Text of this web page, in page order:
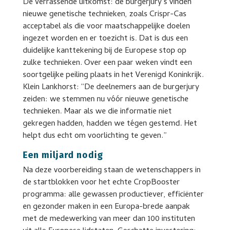
nieuwe genetische technieken, zoals Crispr-Cas
acceptabel als die voor maatschappelijke doelen
ingezet worden en er toezicht is. Dat is dus een
duidelijke kanttekening bij de Europese stop op
zulke technieken. Over een paar weken vindt een
soortgelijke peiling plaats in het Verenigd Koninkrijk.
Klein Lankhorst: “De deelnemers aan de burgerjury
zeiden: we stemmen nu vóór nieuwe genetische
technieken. Maar als we die informatie niet
gekregen hadden, hadden we tégen gestemd. Het
helpt dus echt om voorlichting te geven.”
Een miljard nodig
Na deze voorbereiding staan de wetenschappers in
de startblokken voor het echte CropBooster
programma: alle gewassen productiever, efficiënter
en gezonder maken in een Europa-brede aanpak
met de medewerking van meer dan 100 instituten